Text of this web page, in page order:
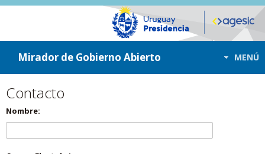
ir a contenido
ir al menú
Mirador de Gobierno Abierto MENÚ
Contacto
Nombre: